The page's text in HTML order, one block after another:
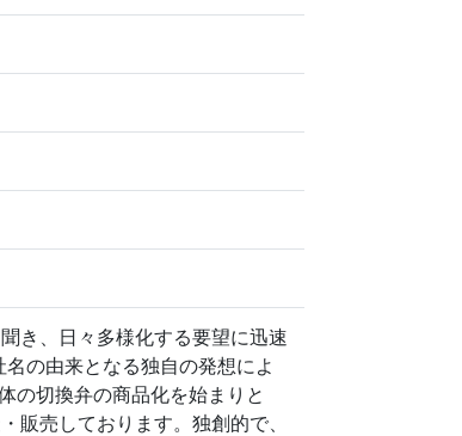
き、日々多様化する要望に迅速
の由来となる独自の発想によ
の切換弁の商品化を始まりと
販売しております。独創的で、